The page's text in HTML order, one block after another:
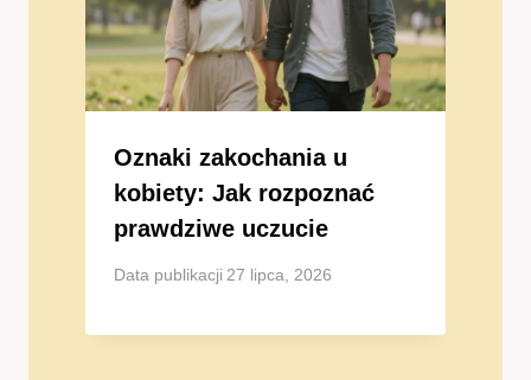
Oznaki zakochania u
kobiety: Jak rozpoznać
prawdziwe uczucie
Data publikacji 27 lipca, 2026